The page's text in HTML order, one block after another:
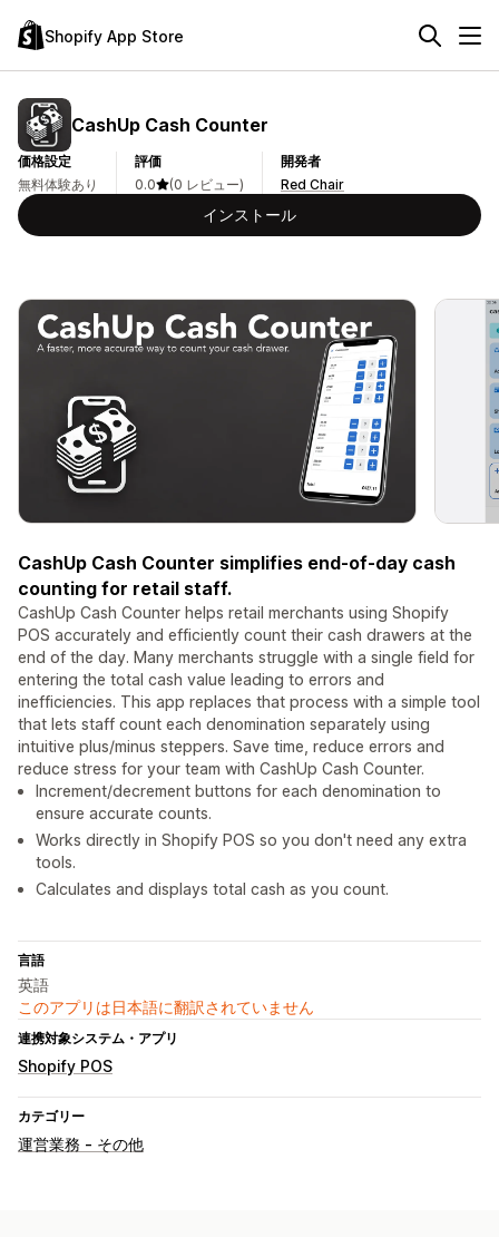
Shopify App Store
CashUp Cash Counter
価格設定
無料体験あり
評価
0.0
(0 レビュー)
開発者
Red Chair
インストール
CashUp Cash Counter simplifies end-of-day cash
counting for retail staff.
CashUp Cash Counter helps retail merchants using Shopify
POS accurately and efficiently count their cash drawers at the
end of the day. Many merchants struggle with a single field for
entering the total cash value leading to errors and
inefficiencies. This app replaces that process with a simple tool
that lets staff count each denomination separately using
intuitive plus/minus steppers. Save time, reduce errors and
reduce stress for your team with CashUp Cash Counter.
Increment/decrement buttons for each denomination to
ensure accurate counts.
Works directly in Shopify POS so you don't need any extra
tools.
Calculates and displays total cash as you count.
言語
英語
このアプリは日本語に翻訳されていません
連携対象システム・アプリ
Shopify POS
カテゴリー
運営業務 - その他